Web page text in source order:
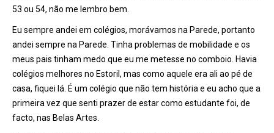
53 ou 54, não me lembro bem.
Eu sempre andei em colégios, morávamos na Parede, portanto
andei sempre na Parede. Tinha problemas de mobilidade e os
meus pais tinham medo que eu me metesse no comboio. Havia
colégios melhores no Estoril, mas como aquele era ali ao pé de
casa, fiquei lá. É um colégio que não tem história e eu acho que a
primeira vez que senti prazer de estar como estudante foi, de
facto, nas Belas Artes.